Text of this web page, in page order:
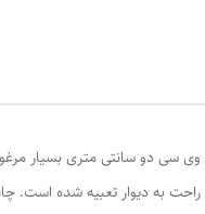
وی سی دو سانتی متری بسیار
به دیوار تعبیه شده است.